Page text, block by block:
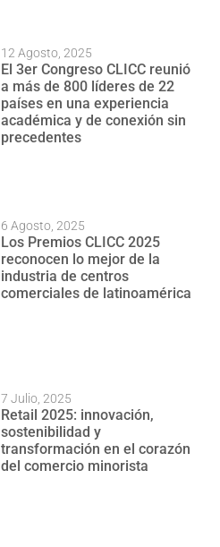
El 3er Congreso CLICC reunió
a más de 800 líderes de 22
países en una experiencia
académica y de conexión sin
precedentes
12 Agosto, 2025
Los Premios CLICC 2025
reconocen lo mejor de la
industria de centros
comerciales de latinoamérica
6 Agosto, 2025
Retail 2025: innovación,
sostenibilidad y
transformación en el corazón
del comercio minorista
7 Julio, 2025